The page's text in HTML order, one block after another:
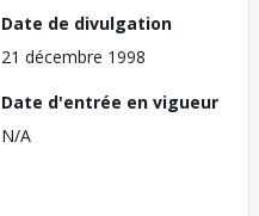
Date de divulgation
21 décembre 1998
Date d'entrée en vigueur
N/A